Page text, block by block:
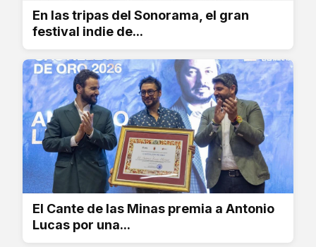
En las tripas del Sonorama, el gran
festival indie de...
El Cante de las Minas premia a Antonio
Lucas por una...